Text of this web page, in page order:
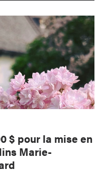
$ pour la mise en
Marie-